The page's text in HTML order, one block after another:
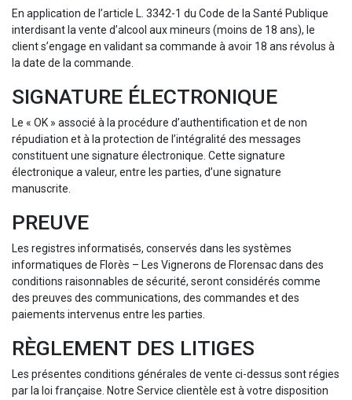
En application de l’article L. 3342-1 du Code de la Santé Publique
interdisant la vente d’alcool aux mineurs (moins de 18 ans), le
client s’engage en validant sa commande à avoir 18 ans révolus à
la date de la commande.
SIGNATURE ÉLECTRONIQUE
Le « OK » associé à la procédure d’authentification et de non
répudiation et à la protection de l’intégralité des messages
constituent une signature électronique. Cette signature
électronique a valeur, entre les parties, d’une signature
manuscrite.
PREUVE
Les registres informatisés, conservés dans les systèmes
informatiques de Florès – Les Vignerons de Florensac dans des
conditions raisonnables de sécurité, seront considérés comme
des preuves des communications, des commandes et des
paiements intervenus entre les parties.
RÈGLEMENT DES LITIGES
Les présentes conditions générales de vente ci-dessus sont régies
par la loi française. Notre Service clientèle est à votre disposition